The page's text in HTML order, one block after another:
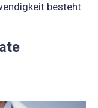
besteht.